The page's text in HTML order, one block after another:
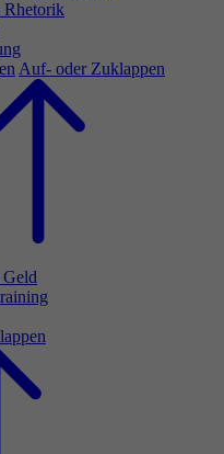
Rhetorik
Auf- oder Zuklappen